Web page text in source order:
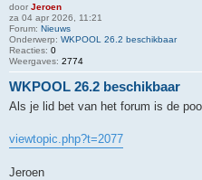
door Jeroen
za 04 apr 2026, 11:21
Forum: Nieuws
Onderwerp: WKPOOL 26.2 beschikbaar
Reacties: 0
Weergaves: 2774
WKPOOL 26.2 beschikbaar
Als je lid bet van het forum is de
viewtopic.php?t=2077
Jeroen